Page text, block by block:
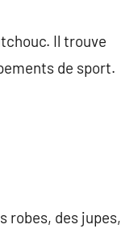
Il trouve
de sport.
robes, des jupes,